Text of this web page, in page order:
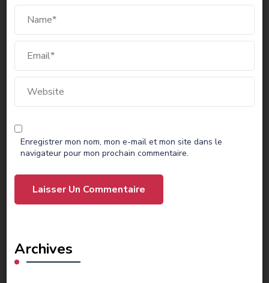
Enregistrer mon nom, mon e-mail et mon site dans le
navigateur pour mon prochain commentaire.
Archives